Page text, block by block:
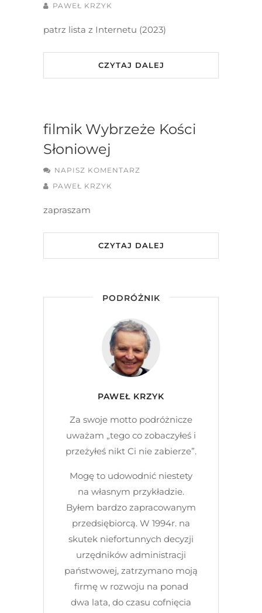
PAWEŁ KRZYK
patrz lista z Internetu (2023)
CZYTAJ DALEJ
filmik Wybrzeże Kości
Słoniowej
NAPISZ KOMENTARZ
PAWEŁ KRZYK
zapraszam
CZYTAJ DALEJ
PODRÓŻNIK
PAWEŁ KRZYK
Za swoje motto podróżnicze
uważam „tego co zobaczyłeś i
przeżyłeś nikt Ci nie zabierze”.
Mogę to udowodnić niestety
na własnym przykładzie.
Byłem bardzo zapracowanym
przedsiębiorcą. W 1994r. na
skutek niefortunnych decyzji
urzędników administracji
państwowej, zatrzymano moją
firmę w rozwoju na ponad
dwa lata, do czasu cofnięcia